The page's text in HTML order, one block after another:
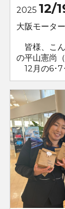
2025 12/
大阪モータ
皆様、こん
の平山憲尚
12月の6･7